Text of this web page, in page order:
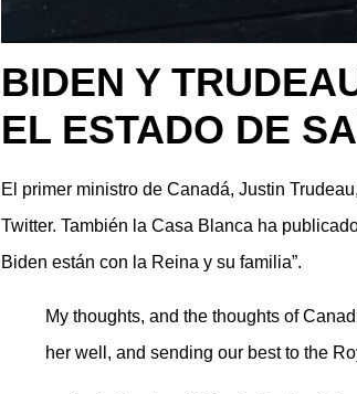
BIDEN Y
EL ESTADO DE
El primer ministro de Canadá, Justin
Twitter. También la Casa Blanca ha
Biden están con la Reina y su familia”.
My thoughts, and the thoughts of
her well, and sending our best to the